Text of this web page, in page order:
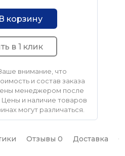
В корзину
в 1 клик
внимание, что
и состав заказа
менеджером после
Цены и наличие товаров
могут различаться.
Отзывы 0 Доставка